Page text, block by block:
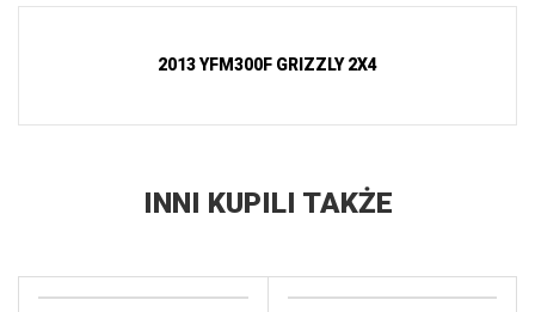
2013 YFM300F GRIZZLY 2X4
INNI KUPILI TAKŻE